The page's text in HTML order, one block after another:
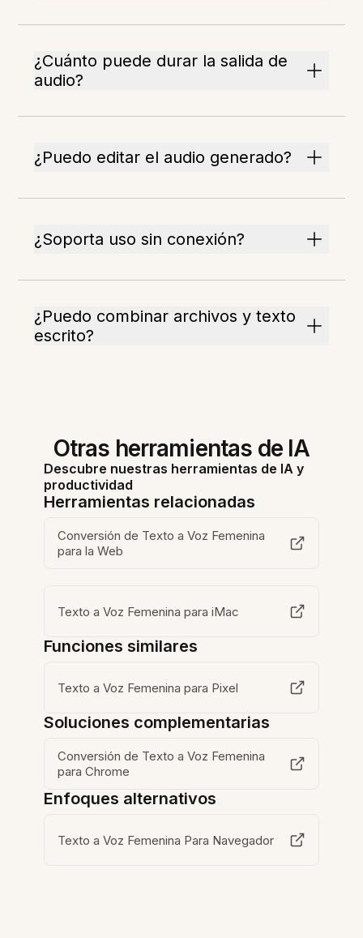
¿Cuánto puede durar la salida de
audio?
¿Puedo editar el audio generado?
¿Soporta uso sin conexión?
¿Puedo combinar archivos y texto
escrito?
Otras herramientas de IA
Descubre nuestras herramientas de IA y
productividad
Herramientas relacionadas
Conversión de Texto a Voz Femenina
para la Web
Texto a Voz Femenina para iMac
Funciones similares
Texto a Voz Femenina para Pixel
Soluciones complementarias
Conversión de Texto a Voz Femenina
para Chrome
Enfoques alternativos
Texto a Voz Femenina Para Navegador